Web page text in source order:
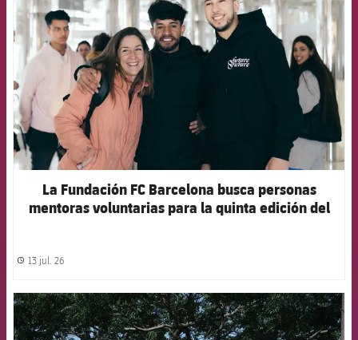
La Fundación FC Barcelona busca personas
mentoras voluntarias para la quinta edición del
label.share.clock
13 jul. 26
FCB Barcelona badge